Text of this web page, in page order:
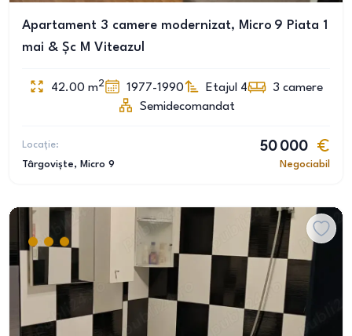
Apartament 3 camere modernizat, Micro 9 Piata 1
mai & Șc M Viteazul
42.00 m2 1977-1990 Etajul 4 3 camere
Semidecomandat
Locație:
Târgoviște, Micro 9
50 000
Negociabil